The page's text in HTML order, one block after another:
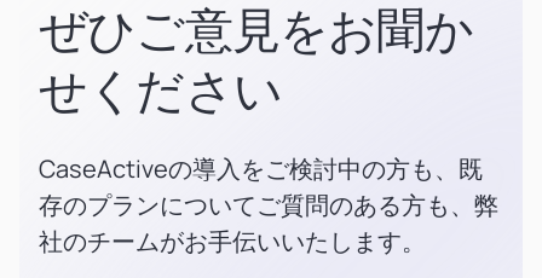
ぜひご意見をお聞か
せください
CaseActiveの導入をご検討中の方も、既
存のプランについてご質問のある方も、弊
社のチームがお手伝いいたします。